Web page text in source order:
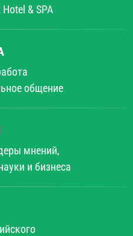
& SPA
общение
мнений,
и бизнеса